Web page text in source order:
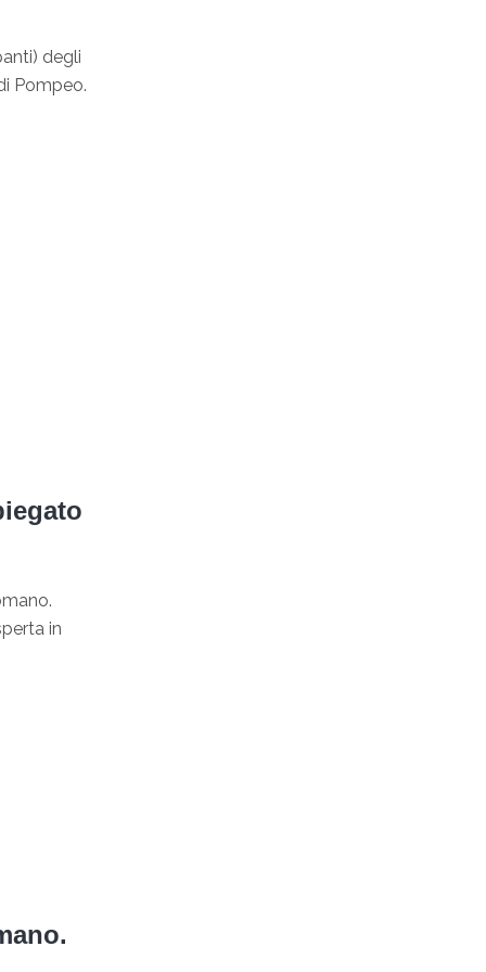
degli
Pompeo.
in